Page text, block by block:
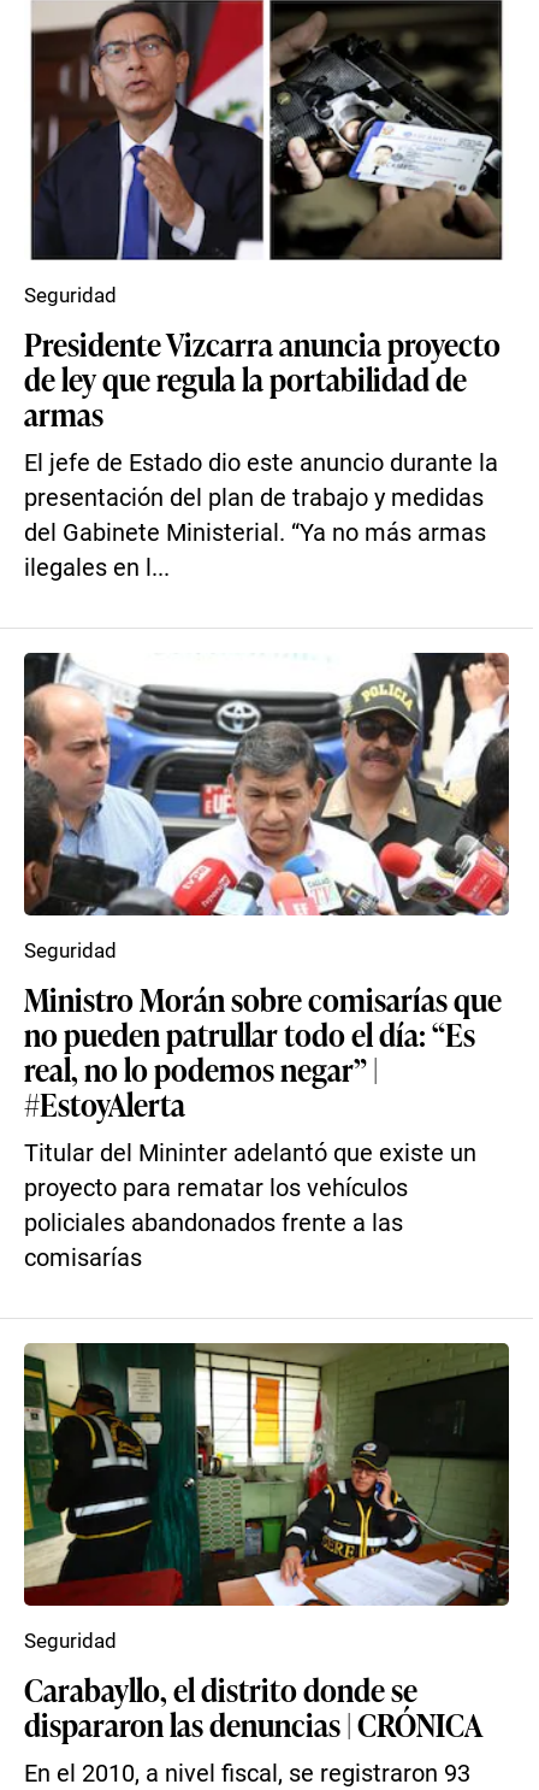
Presidente Vizcarra anuncia proyecto
de ley que regula la portabilidad de
armas
El jefe de Estado dio este anuncio durante la
presentación del plan de trabajo y medidas
del Gabinete Ministerial. “Ya no más armas
ilegales en l...
Seguridad
Ministro Morán sobre comisarías que
no pueden patrullar todo el día: “Es
real, no lo podemos negar” |
#EstoyAlerta
Titular del Mininter adelantó que existe un
proyecto para rematar los vehículos
policiales abandonados frente a las
comisarías
Seguridad
Carabayllo, el distrito donde se
dispararon las denuncias | CRÓNICA
En el 2010, a nivel fiscal, se registraron 93
Seguridad